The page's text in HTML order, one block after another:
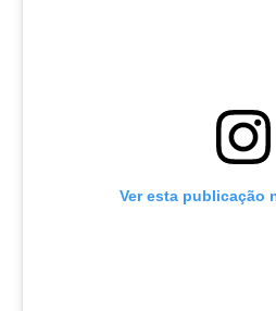
Ver esta publicação